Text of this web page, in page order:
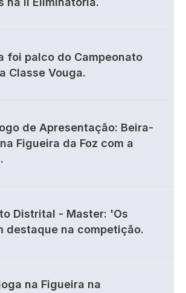
foi palco do Campeonato
Classe Vouga.
de Apresentação: Beira-
Figueira da Foz com a
Distrital - Master: 'Os
destaque na competição.
na Figueira na